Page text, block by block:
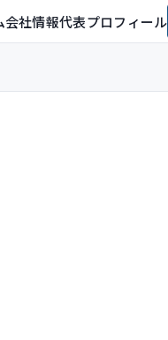
会社情報代表プロフィール